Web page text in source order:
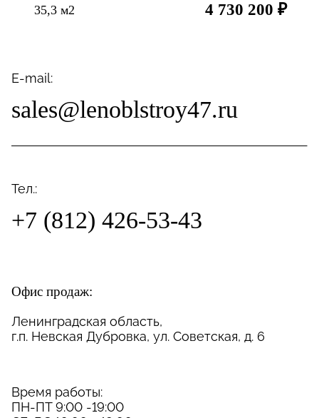
35,3 м2 4 730 200 ₽
Офис продаж:
Ленинградская область,
г.п. Невская Дубровка, ул. Советская, д. 6
Время работы:
ПН-ПТ 9:00 -19:00
E-mail:
sales@lenoblstroy47.ru
Тел.:
+7 (812) 426-53-43